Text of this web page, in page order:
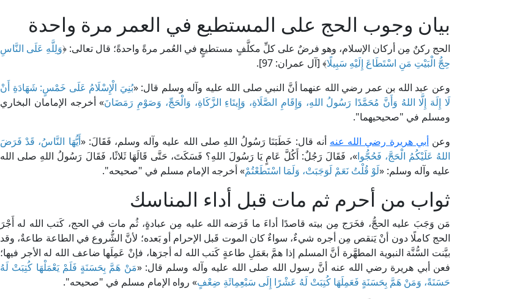
بيان وجوب الحج على المستطيع في العمر مرة واحدة
الحج ركنٌ مِن أركان الإسلام، وهو فرضٌ على كلِّ مكلَّفٍ مستطيعٍ في العُمر مرةً واحدةً؛ قال تعالى: ﴿وَلِلَّهِ عَلَى النَّاسِ
حِجُّ الْبَيْتِ مَنِ اسْتَطَاعَ إِلَيْهِ سَبِيلًا﴾ [آل عمران: 97].
وعن عبد الله بن عمر رضي الله عنهما أنَّ النبي صلى الله عليه وآله وسلم قال: «بُنِيَ الْإِسْلَامُ عَلَى خَمْسٍ: شَهَادَةِ أَنْ
لَا إِلَهَ إِلَّا اللهُ وَأَنَّ مُحَمَّدًا رَسُولُ اللهِ، وَإِقَامِ الصَّلَاةِ، وَإِيتَاءِ الزَّكَاةِ، وَالْحَجِّ، وَصَوْمِ رَمَضَانَ» أخرجه الإمامان البخاري
ومسلم في "صحيحيهما".
وعنأبي هريرة رضي الله عنه أنه قال: خَطَبَنَا رَسُولُ اللهِ صلى الله عليه وآله وسلم، فَقَالَ: «أَيُّهَا النَّاسُ، قَدْ فَرَضَ
اللهُ عَلَيْكُمُ الْحَجَّ، فَحُجُّوا»، فَقَالَ رَجُلٌ: أَكُلَّ عَامٍ يَا رَسُولَ اللهِ؟ فَسَكَتَ، حَتَّى قَالَهَا ثَلاثًا، فَقَالَ رَسُولُ اللهِ صلى الله
عليه وآله وسلم: «لَوْ قُلْتُ نَعَمْ لَوَجَبَتْ، وَلَمَا اسْتَطَعْتُمْ» أخرجه الإمام مسلم في "صحيحه".
ثواب من أحرم ثم مات قبل أداء المناسك
مَن وَجَبَ عليه الحجُّ، فخَرَج مِن بيته قاصدًا أداءَ ما فَرَضه الله عليه مِن عبادةٍ، ثُم مات في الحج، كَتب الله له أَجْرَ
الحج كاملًا دون أنْ يَنقص مِن أجره شيءٌ، سواءٌ كان الموت قَبل الإحرام أو بَعده؛ لأنَّ الشُّروع في الطاعة طاعةٌ، وقد
بيَّنت السُّنَّة النبوية المطهَّرة أنَّ المسلم إذا همَّ بعَمَلِ طاعةٍ كَتب الله له أجرَها، فإنْ عَمِلَها ضاعف الله له الأجر فيها؛
فعن أبي هريرة رضي الله عنه أنَّ رسول الله صلى الله عليه وآله وسلم قال: «مَنْ هَمَّ بِحَسَنَةٍ فَلَمْ يَعْمَلْهَا كُتِبَتْ لَهُ
حَسَنَةً، وَمَنْ هَمَّ بِحَسَنَةٍ فَعَمِلَهَا كُتِبَتْ لَهُ عَشْرًا إِلَى سَبْعِمِائَةِ ضِعْفٍ» رواه الإمام مسلم في "صحيحه".